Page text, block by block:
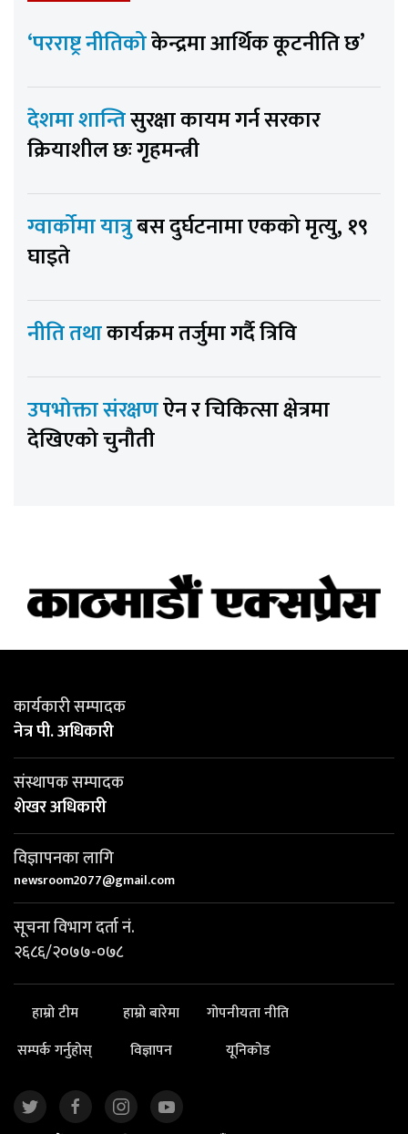
‘परराष्ट्र नीतिकोकेन्द्रमा आर्थिक कूटनीति छ’
देशमा शान्तिसुरक्षा कायम गर्न सरकार
क्रियाशील छः गृहमन्त्री
ग्वार्कोमा यात्रुबस दुर्घटनामा एकको मृत्यु, १९
घाइते
नीति तथाकार्यक्रम तर्जुमा गर्दै त्रिवि
उपभोक्ता संरक्षणऐन र चिकित्सा क्षेत्रमा
देखिएको चुनौती
कार्यकारी सम्पादक
नेत्र पी. अधिकारी
संस्थापक सम्पादक
शेखर अधिकारी
विज्ञापनका लागि
newsroom2077@gmail.com
सूचना विभाग दर्ता नं.
२६८६/२०७७-०७८
हाम्रो टीम हाम्रो बारेमा
गोपनीयता नीति
सम्पर्क गर्नुहोस्
विज्ञापन यूनिकोड